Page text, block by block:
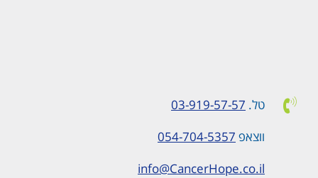
טל. 03-919-57-57
ווצאפ 054-704-5357
info@CancerHope.co.il